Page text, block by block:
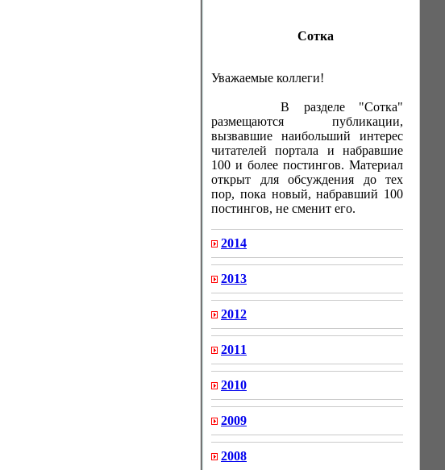
Сотка
Уважаемые коллеги!
В разделе "Сотка"
размещаются публикации,
вызвавшие наибольший интерес
читателей портала и набравшие
100 и более постингов. Материал
открыт для обсуждения до тех
пор, пока новый, набравший 100
постингов, не сменит его.
2014
2013
2012
2011
2010
2009
2008